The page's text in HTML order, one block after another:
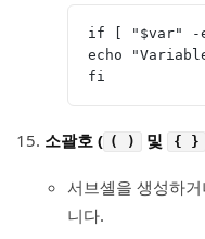
if [ "$var" -
echo
fi
소괄호 ( ( ) 및 { }
서브셸을 생성하
니다.